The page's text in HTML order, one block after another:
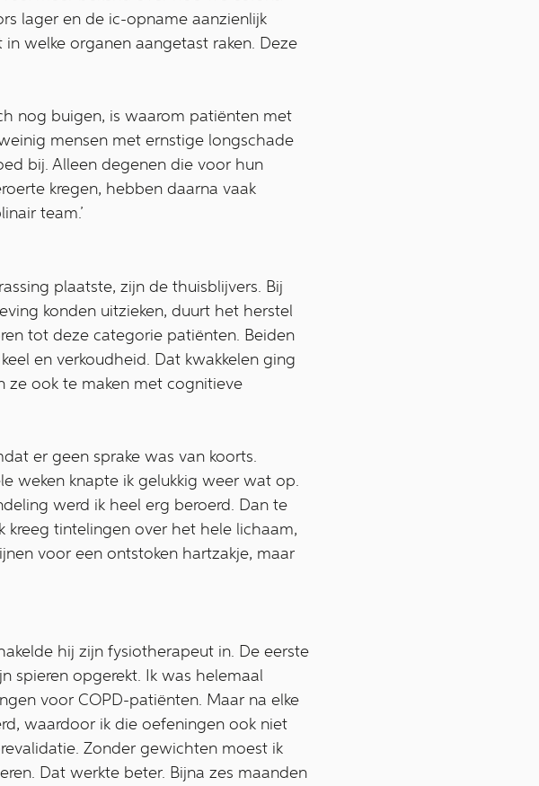
lager en de ic-opname aanzienlijk
welke organen aangetast raken. Deze
nog buigen, is waarom patiënten met
mensen met ernstige longschade
bij. Alleen degenen die voor hun
kregen, hebben daarna vaak
team.’
plaatste, zijn de thuisblijvers. Bij
konden uitzieken, duurt het herstel
tot deze categorie patiënten. Beiden
en verkoudheid. Dat kwakkelen ging
ze ook te maken met cognitieve
er geen sprake was van koorts.
weken knapte ik gelukkig weer wat op.
werd ik heel erg beroerd. Dan te
kreeg tintelingen over het hele lichaam,
voor een ontstoken hartzakje, maar
hij zijn fysiotherapeut in. De eerste
spieren opgerekt. Ik was helemaal
voor COPD-patiënten. Maar na elke
waardoor ik die oefeningen ook niet
Zonder gewichten moest ik
Dat werkte beter. Bijna zes maanden